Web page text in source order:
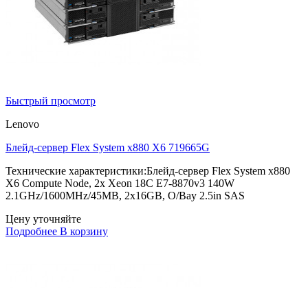
Быстрый просмотр
Lenovo
Блейд-сервер Flex System x880 X6 719665G
Технические характеристики:Блейд-сервер Flex System x880
X6 Compute Node, 2x Xeon 18C E7-8870v3 140W
2.1GHz/1600MHz/45MB, 2x16GB, O/Bay 2.5in SAS
Цену уточняйте
Подробнее В корзину